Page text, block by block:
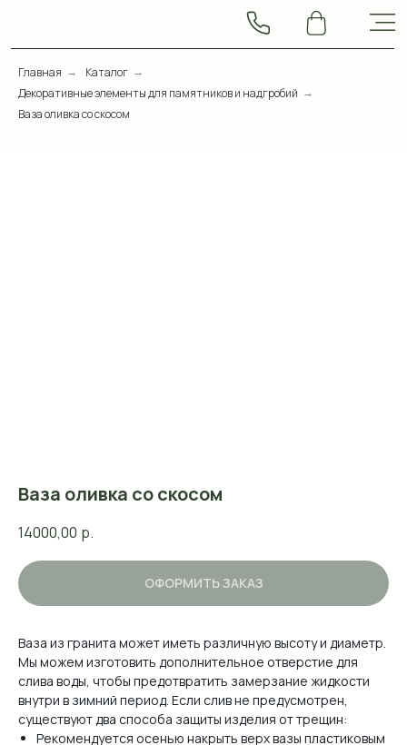
Главная → Каталог →
Декоративные элементы для памятников и надгробий →
Ваза оливка со скосом
Ваза оливка со скосом
14000,00 р.
ОФОРМИТЬ ЗАКАЗ
Ваза из гранита может иметь различную высоту и диаметр.
Мы можем изготовить дополнительное отверстие для
слива воды, чтобы предотвратить замерзание жидкости
внутри в зимний период. Если слив не предусмотрен,
существуют два способа защиты изделия от трещин:
Рекомендуется осенью накрыть верх вазы пластиковым